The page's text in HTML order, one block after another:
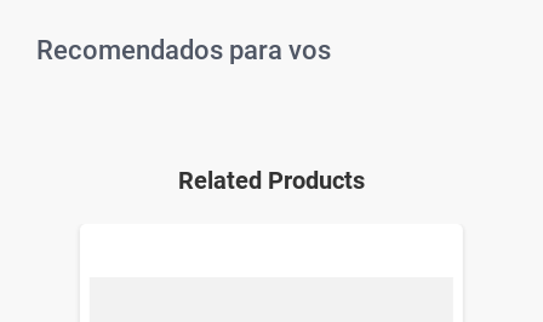
Recomendados para vos
Related Products